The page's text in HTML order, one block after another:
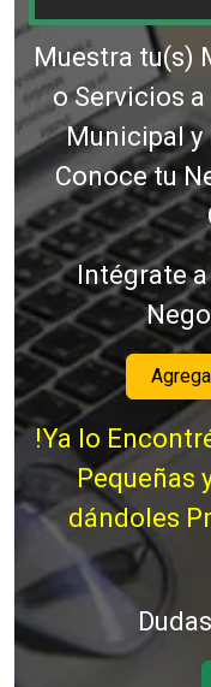
Muestra tu(s)
o Servicios
Municipal y
Conoce tu
Intégrate a
!Ya lo
Pequeñas
dándoles